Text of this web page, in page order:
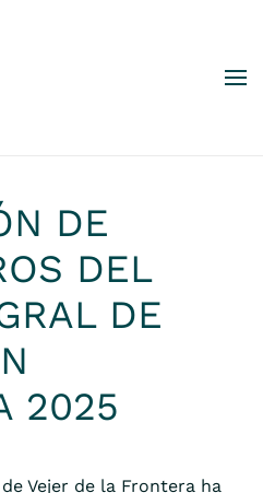
DE
DEL
DE
2025
Vejer de la Frontera ha